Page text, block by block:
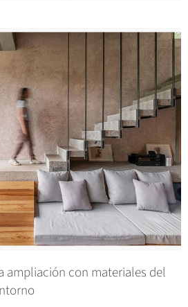
ampliación con materiales del